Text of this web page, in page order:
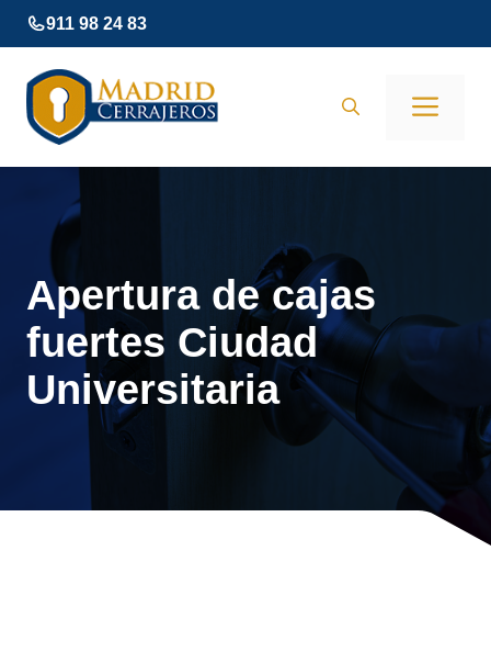
Saltar
al
contenido
911 98 24 83
Apertura de cajas
fuertes Ciudad
Universitaria